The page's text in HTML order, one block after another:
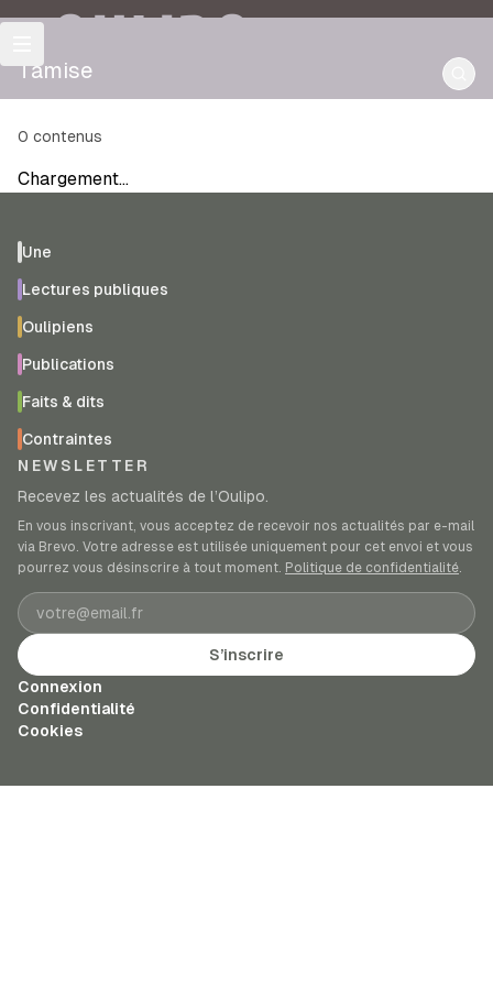
OULIPO
Tamise
0 contenus
Chargement…
Une
Lectures publiques
Oulipiens
Publications
Faits & dits
Contraintes
NEWSLETTER
Recevez les actualités de l’Oulipo.
En vous inscrivant, vous acceptez de recevoir nos actualités par e-mail
via Brevo. Votre adresse est utilisée uniquement pour cet envoi et vous
pourrez vous désinscrire à tout moment. Politique de confidentialité.
Adresse e-mail
S’inscrire
Connexion
Confidentialité
Cookies